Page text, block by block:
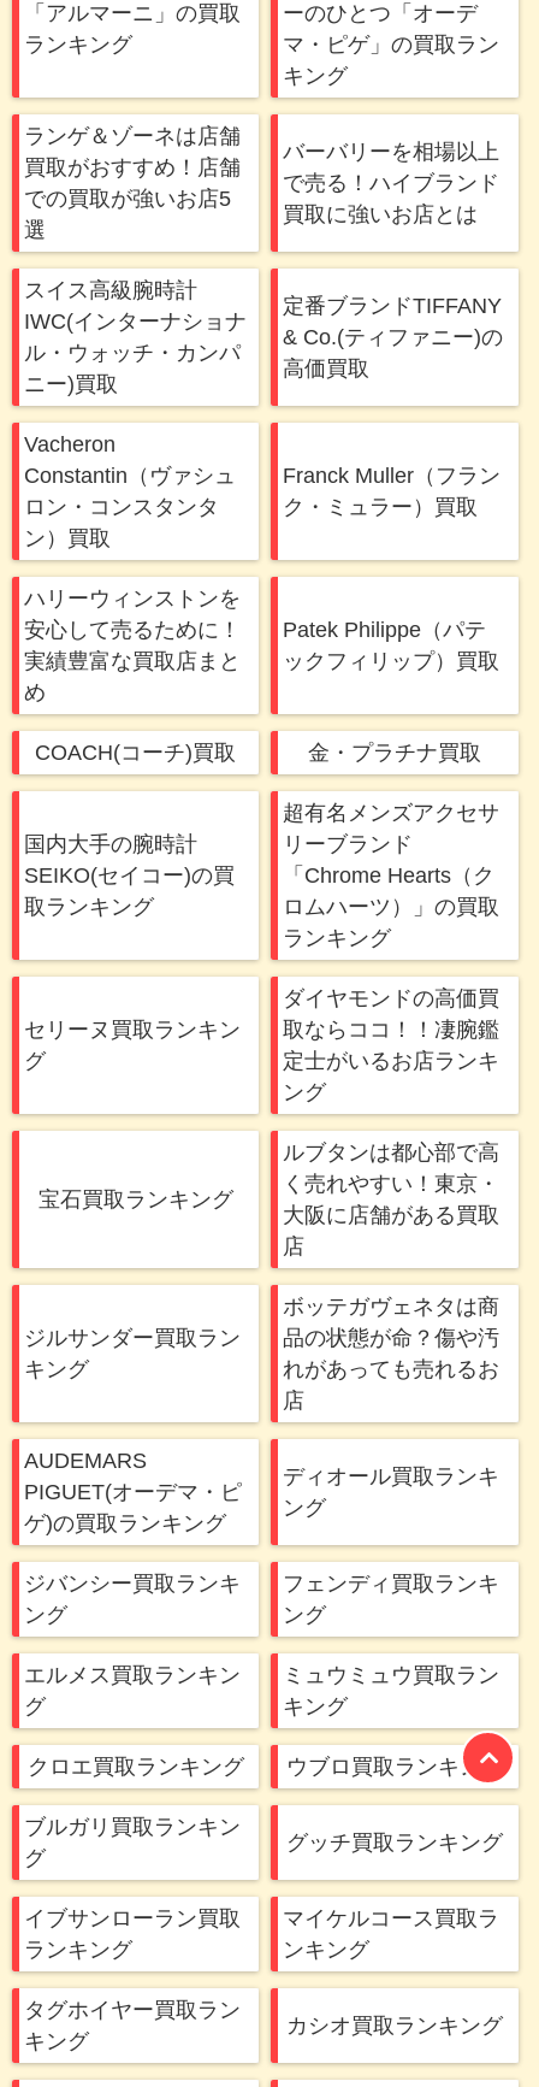
「アルマーニ」の買取
ランキング
ーのひとつ「オーデ
マ・ピゲ」の買取ラン
キング
ランゲ＆ゾーネは店舗
買取がおすすめ！店舗
での買取が強いお店5
選
バーバリーを相場以上
で売る！ハイブランド
買取に強いお店とは
スイス高級腕時計
IWC(インターナショナ
ル・ウォッチ・カンパ
ニー)買取
定番ブランドTIFFANY
& Co.(ティファニー)の
高価買取
Vacheron
Constantin（ヴァシュ
ロン・コンスタンタ
ン）買取
Franck Muller（フラン
ク・ミュラー）買取
ハリーウィンストンを
安心して売るために！
実績豊富な買取店まと
め
Patek Philippe（パテ
ックフィリップ）買取
COACH(コーチ)買取 金・プラチナ買取
国内大手の腕時計
SEIKO(セイコー)の買
取ランキング
超有名メンズアクセサ
リーブランド
「Chrome Hearts（ク
ロムハーツ）」の買取
ランキング
セリーヌ買取ランキン
グ
ダイヤモンドの高価買
取ならココ！！凄腕鑑
定士がいるお店ランキ
ング
宝石買取ランキング
ルブタンは都心部で高
く売れやすい！東京・
大阪に店舗がある買取
店
ジルサンダー買取ラン
キング
ボッテガヴェネタは商
品の状態が命？傷や汚
れがあっても売れるお
店
AUDEMARS
PIGUET(オーデマ・ピ
ゲ)の買取ランキング
ディオール買取ランキ
ング
ジバンシー買取ランキ
ング
フェンディ買取ランキ
ング
エルメス買取ランキン
グ
ミュウミュウ買取ラン
キング
クロエ買取ランキング ウブロ買取ランキング
ブルガリ買取ランキン
グ
グッチ買取ランキング
イブサンローラン買取
ランキング
マイケルコース買取ラ
ンキング
タグホイヤー買取ラン
キング
カシオ買取ランキング